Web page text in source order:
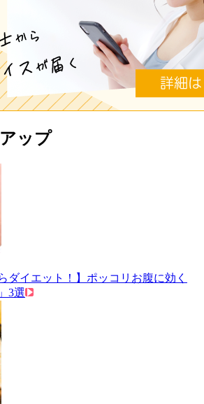
ップ
ダイエット！】ポッコリお腹に効く
3選